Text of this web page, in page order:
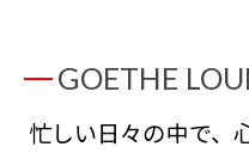
GOETHE
忙しい日々の中で、